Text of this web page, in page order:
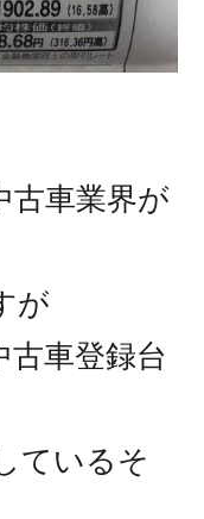
古車業界が
が
古車登録台
ているそ